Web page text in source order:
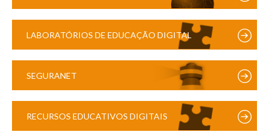
LABORATÓRIOS DE EDUCAÇÃO DIGITAL
SEGURANET
RECURSOS EDUCATIVOS DIGITAIS